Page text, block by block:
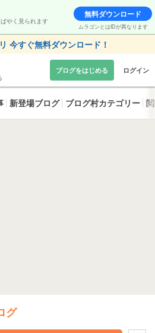
やく見られます
無料ダウンロード
ムラゴンとはIDが異なります
今すぐ無料ダウンロード！
ブログをはじめる ログイン
新登場ブログ ブログ村カテゴリー
グ